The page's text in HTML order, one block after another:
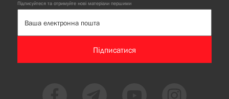
Підписуйтеся та отримуйте нові матеріали першими
Підписатися